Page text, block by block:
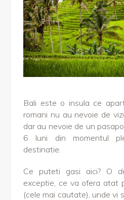
Bali este o insula ce
romani nu au nevoie de
dar au nevoie de un
6 luni din momentul
destinatie.
Ce puteti gasi aici? O
exceptie , ce va ofera
(cele mai cautate), unde vi